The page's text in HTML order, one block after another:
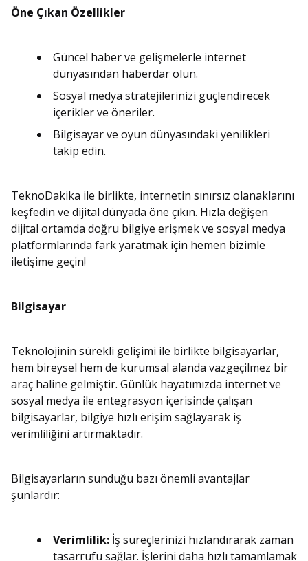
Öne Çıkan Özellikler
Güncel haber ve gelişmelerle internet
dünyasından haberdar olun.
Sosyal medya stratejilerinizi güçlendirecek
içerikler ve öneriler.
Bilgisayar ve oyun dünyasındaki yenilikleri
takip edin.
TeknoDakika ile birlikte, internetin sınırsız olanaklarını
keşfedin ve dijital dünyada öne çıkın. Hızla değişen
dijital ortamda doğru bilgiye erişmek ve sosyal medya
platformlarında fark yaratmak için hemen bizimle
iletişime geçin!
Bilgisayar
Teknolojinin sürekli gelişimi ile birlikte bilgisayarlar,
hem bireysel hem de kurumsal alanda vazgeçilmez bir
araç haline gelmiştir. Günlük hayatımızda internet ve
sosyal medya ile entegrasyon içerisinde çalışan
bilgisayarlar, bilgiye hızlı erişim sağlayarak iş
verimliliğini artırmaktadır.
Bilgisayarların sunduğu bazı önemli avantajlar
şunlardır:
Verimlilik: İş süreçlerinizi hızlandırarak zaman
tasarrufu sağlar. İşlerini daha hızlı tamamlamak